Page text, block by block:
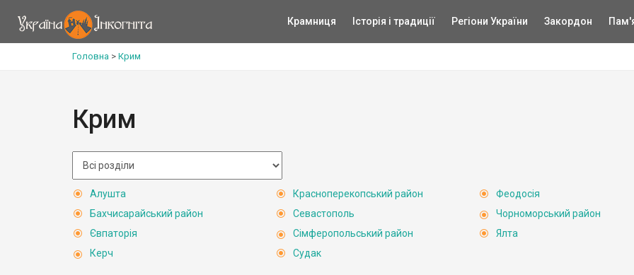
Крамниця Історія і традиції Регіони України Закордон
Головна > Крим
Крим
Алушта
Бахчисарайський район
Євпаторія
Керч
Красноперекопський район
Севастополь
Сімферопольський район
Судак
Феодосія
Чорноморський район
Ялта